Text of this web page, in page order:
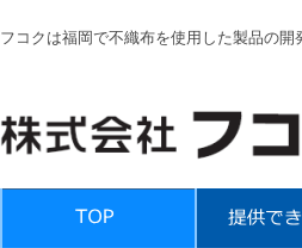
フコクは福岡で不織布を使用した製品の開